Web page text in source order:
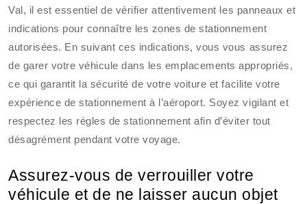
Val, il est essentiel de vérifier attentivement les panneaux et
indications pour connaître les zones de stationnement
autorisées. En suivant ces indications, vous vous assurez
de garer votre véhicule dans les emplacements appropriés,
ce qui garantit la sécurité de votre voiture et facilite votre
expérience de stationnement à l’aéroport. Soyez vigilant et
respectez les règles de stationnement afin d’éviter tout
désagrément pendant votre voyage.
Assurez-vous de verrouiller votre
véhicule et de ne laisser aucun objet